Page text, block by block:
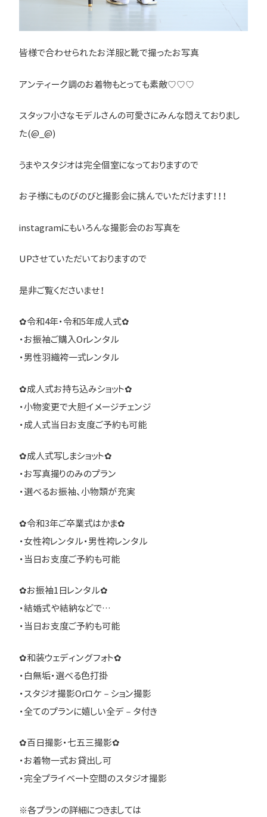
皆様で合わせられたお洋服と靴で撮ったお写真
アンティーク調のお着物もとっても素敵♡♡♡
スタッフ小さなモデルさんの可愛さにみんな悶えておりまし
た(@_@)
うまやスタジオは完全個室になっておりますので
お子様にものびのびと撮影会に挑んでいただけます！！！
instagramにもいろんな撮影会のお写真を
UPさせていただいておりますので
是非ご覧くださいませ！
✿令和4年・令和5年成人式✿
・お振袖ご購入Orレンタル
・男性羽織袴一式レンタル
✿成人式お持ち込みショット✿
・小物変更で大胆イメージチェンジ
・成人式当日お支度ご予約も可能
✿成人式写しまショット✿
・お写真撮りのみのプラン
・選べるお振袖、小物類が充実
✿令和3年ご卒業式はかま✿
・女性袴レンタル・男性袴レンタル
・当日お支度ご予約も可能
✿お振袖1日レンタル✿
・結婚式や結納などで…
・当日お支度ご予約も可能
✿和装ウェディングフォト✿
・白無垢・選べる色打掛
・スタジオ撮影Orロケ－ション撮影
・全てのプランに嬉しい全デ－タ付き
✿百日撮影・七五三撮影✿
・お着物一式お貸出し可
・完全プライベート空間のスタジオ撮影
※各プランの詳細につきましては